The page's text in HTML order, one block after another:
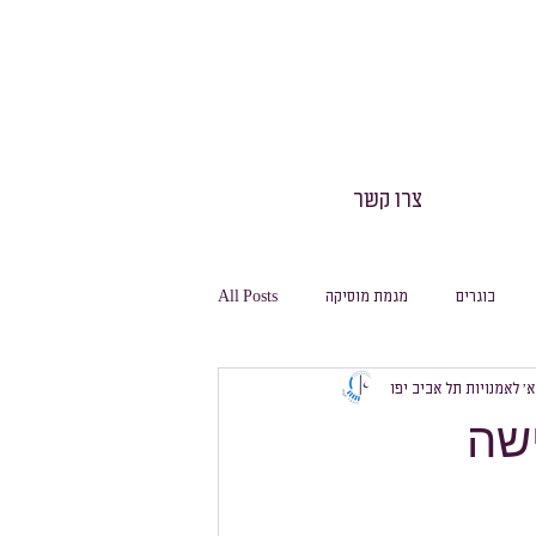
צרו קשר
All Posts מגמת מוסיקה בוגרים
חגיגה חינוך גופני
א׳ לאמנויות תל אביב יפו